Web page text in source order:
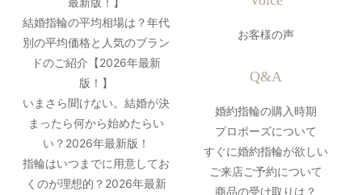
結婚指輪の平均相場は？年代
別の平均価格と人気のブラン
ドのご紹介【2026年最新
版！】
いまさら聞けない。結婚が決
まったら何から始めたらい
い？2026年最新版！
指輪はいつまでに用意してお
くのが理想的？2026年最新
お客様の声
Q&A
婚約指輪の購入時期
プロポーズについて
すぐに婚約指輪が欲しい
ご来店ご予約について
商品の受け取りは？